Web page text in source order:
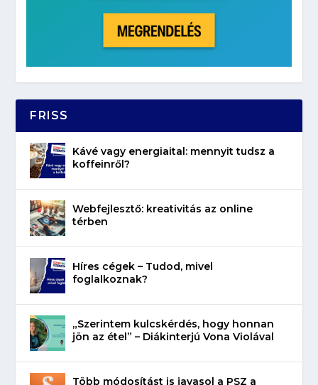
FRISS
Kávé vagy energiaital: mennyit tudsz a
koffeinről?
Webfejlesztő: kreativitás az online
térben
Híres cégek – Tudod, mivel
foglalkoznak?
„Szerintem kulcskérdés, hogy honnan
jön az étel” – Diákinterjú Vona Violával
Több módosítást is javasol a PSZ a